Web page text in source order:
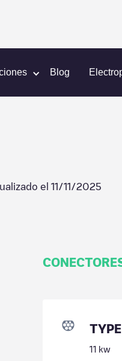
Blog
AMS-2413
el 11/11/2025
11 kw